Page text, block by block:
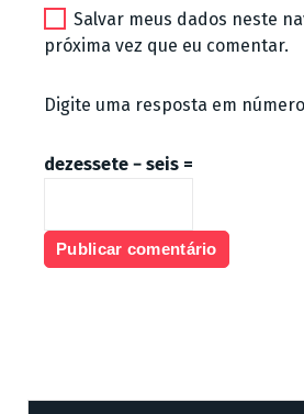
Salvar meus dados neste
próxima vez que eu comentar.
Digite uma resposta em
dezessete − seis =